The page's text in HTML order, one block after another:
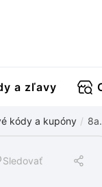
a zľavy
kódy a kupóny
Sledovať